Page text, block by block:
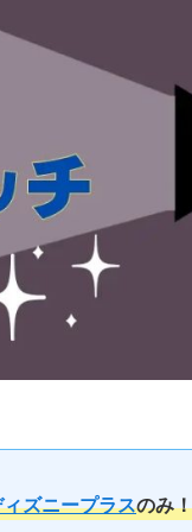
ズニープラスのみ！